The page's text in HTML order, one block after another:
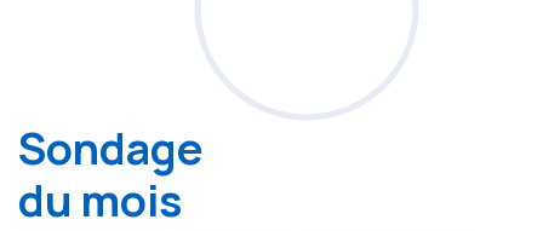
Sondage
du mois